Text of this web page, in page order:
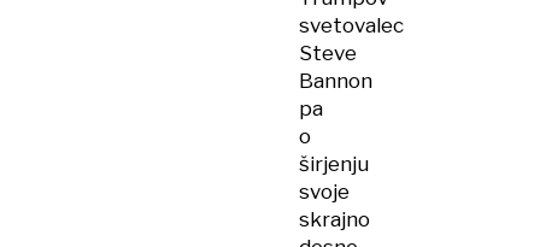
svetovalec
Steve
Bannon
pa
o
širjenju
svoje
skrajno